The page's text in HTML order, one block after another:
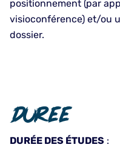
positionnement (par
visioconférence) et/ou
dossier.
Duree
DURÉE DES ÉTUDES :